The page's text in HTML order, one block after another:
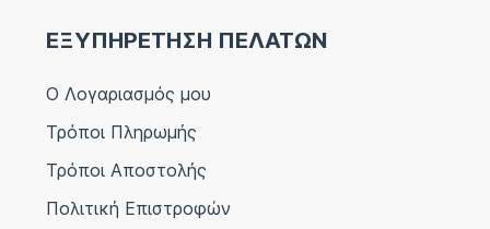
ΕΞΥΠΗΡΕΤΗΣΗ ΠΕΛΑΤΩΝ
Ο Λογαριασμός μου
Τρόποι Πληρωμής
Τρόποι Αποστολής
Πολιτική Επιστροφών